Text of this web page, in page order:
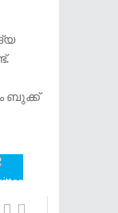
ബുക്ക്